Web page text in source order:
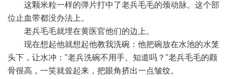
这颗米粒一样的弹片打中了老兵毛毛的颈动脉。这个部
位止血带都没办法上。
老兵毛毛就埋在黄医官他们的边上。
现在想起他就想起他教我洗碗：他把碗放在水池的水笼
头下，让水冲："老兵洗碗不用手。知道吗？"老兵毛毛的颧
骨很高，一笑就耸起来，把眼角挤出一点皱纹。